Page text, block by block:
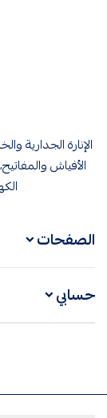
الإنارة الجدارية
الأفياش
الصفحات
حسابي